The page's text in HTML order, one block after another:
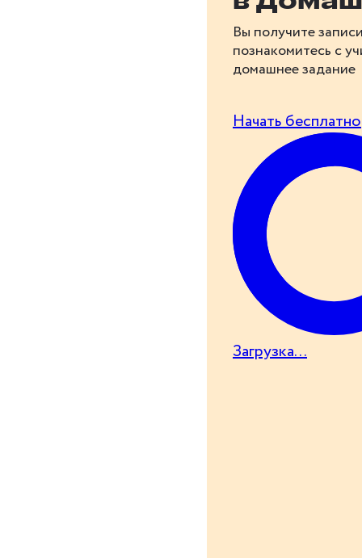
Вы получите
познакомитесь с
домашнее задание
Начать бесплатно
Загрузка...